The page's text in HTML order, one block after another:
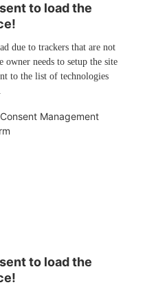
to load the
due to trackers that are not
needs to setup the site
to the list of technologies
Management
to load the